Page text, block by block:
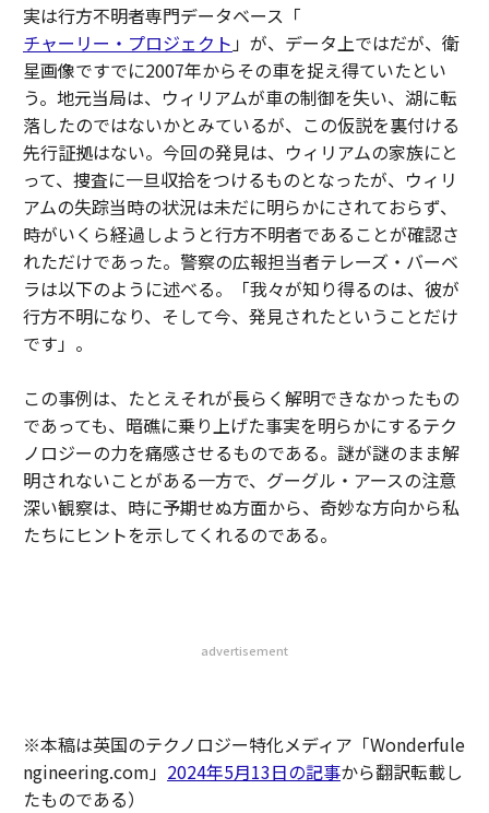
実は行方不明者専門データベース「
チャーリー・プロジェクト」が、データ上ではだが、衛
星画像ですでに2007年からその車を捉え得ていたとい
う。地元当局は、ウィリアムが車の制御を失い、湖に転
落したのではないかとみているが、この仮説を裏付ける
先行証拠はない。今回の発見は、ウィリアムの家族にと
って、捜査に一旦収拾をつけるものとなったが、ウィリ
アムの失踪当時の状況は未だに明らかにされておらず、
時がいくら経過しようと行方不明者であることが確認さ
れただけであった。警察の広報担当者テレーズ・バーベ
ラは以下のように述べる。「我々が知り得るのは、彼が
行方不明になり、そして今、発見されたということだけ
です」。
この事例は、たとえそれが長らく解明できなかったもの
であっても、暗礁に乗り上げた事実を明らかにするテク
ノロジーの力を痛感させるものである。謎が謎のまま解
明されないことがある一方で、グーグル・アースの注意
深い観察は、時に予期せぬ方面から、奇妙な方向から私
たちにヒントを示してくれるのである。
advertisement
※本稿は英国のテクノロジー特化メディア「Wonderfule
ngineering.com」 2024年5月13日の記事から翻訳転載し
たものである）